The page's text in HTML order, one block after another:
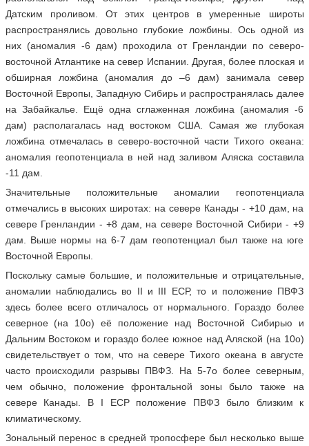
Датским проливом. От этих центров в умеренные широты
распространялись довольно глубокие ложбины. Ось одной из
них (аномалия -6 дам) проходила от Гренландии по северо-
восточной Атлантике на север Испании. Другая, более плоская и
обширная ложбина (аномалия до –6 дам) занимала север
Восточной Европы, Западную Сибирь и распространялась далее
на Забайкалье. Ещё одна сглаженная ложбина (аномалия -6
дам) располагалась над востоком США. Самая же глубокая
ложбина отмечалась в северо-восточной части Тихого океана:
аномалия геопотенциала в ней над заливом Аляска составила
-11 дам.
Значительные положительные аномалии геопотенциала
отмечались в высоких широтах: на севере Канады - +10 дам, на
севере Гренландии - +8 дам, на севере Восточной Сибири - +9
дам. Выше нормы на 6-7 дам геопотенциал был также на юге
Восточной Европы.
Поскольку самые большие, и положительные и отрицательные,
аномалии наблюдались во II и III ЕСР, то и положение ПВФЗ
здесь более всего отличалось от нормального. Гораздо более
северное (на 10о) её положение над Восточной Сибирью и
Дальним Востоком и гораздо более южное над Аляской (на 10о)
свидетельствует о том, что на севере Тихого океана в августе
часто происходили разрывы ПВФЗ. На 5-7о более северным,
чем обычно, положение фронтальной зоны было также на
севере Канады. В I ЕСР положение ПВФЗ было близким к
климатическому.
Зональный перенос в средней тропосфере был несколько выше